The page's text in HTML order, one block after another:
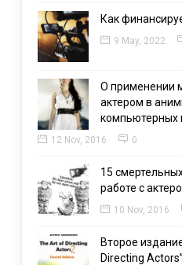
Как
9 May, 2022
О применении
актером в
компьютерных
12 Nov, 2016 0
15
работе с
10 Nov, 2016
Второе
Directing